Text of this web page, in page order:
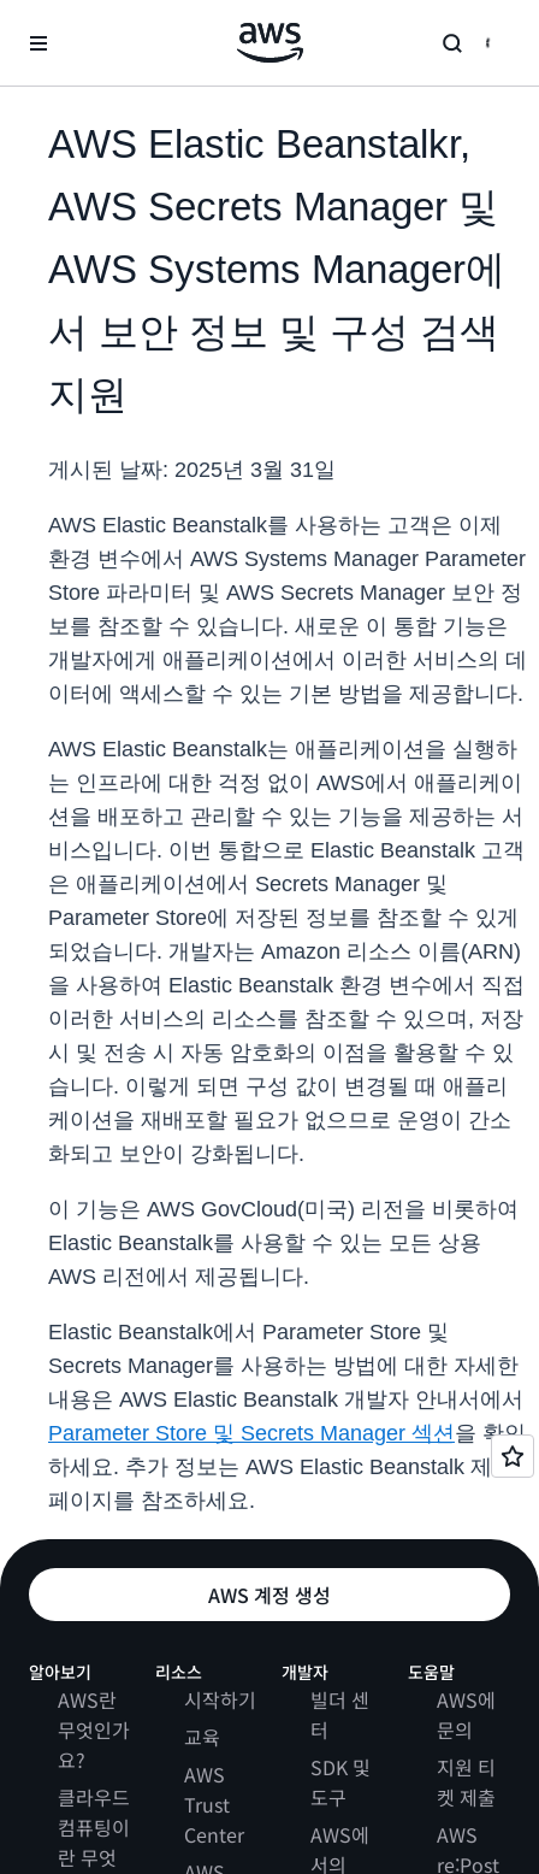
AWS Elastic Beanstalkr,
AWS Secrets Manager 및
AWS Systems Manager에
서 보안 정보 및 구성 검색
지원
게시된 날짜: 2025년 3월 31일
AWS Elastic Beanstalk를 사용하는 고객은 이제
환경 변수에서 AWS Systems Manager Parameter
Store 파라미터 및 AWS Secrets Manager 보안 정
보를 참조할 수 있습니다. 새로운 이 통합 기능은
개발자에게 애플리케이션에서 이러한 서비스의 데
이터에 액세스할 수 있는 기본 방법을 제공합니다.
AWS Elastic Beanstalk는 애플리케이션을 실행하
는 인프라에 대한 걱정 없이 AWS에서 애플리케이
션을 배포하고 관리할 수 있는 기능을 제공하는 서
비스입니다. 이번 통합으로 Elastic Beanstalk 고객
은 애플리케이션에서 Secrets Manager 및
Parameter Store에 저장된 정보를 참조할 수 있게
되었습니다. 개발자는 Amazon 리소스 이름(ARN)
을 사용하여 Elastic Beanstalk 환경 변수에서 직접
이러한 서비스의 리소스를 참조할 수 있으며, 저장
시 및 전송 시 자동 암호화의 이점을 활용할 수 있
습니다. 이렇게 되면 구성 값이 변경될 때 애플리
케이션을 재배포할 필요가 없으므로 운영이 간소
화되고 보안이 강화됩니다.
이 기능은 AWS GovCloud(미국) 리전을 비롯하여
Elastic Beanstalk를 사용할 수 있는 모든 상용
AWS 리전에서 제공됩니다.
Elastic Beanstalk에서 Parameter Store 및
Secrets Manager를 사용하는 방법에 대한 자세한
내용은 AWS Elastic Beanstalk 개발자 안내서에서
Parameter Store 및 Secrets Manager 섹션을 확인
하세요. 추가 정보는 AWS Elastic Beanstalk 제품
페이지를 참조하세요.
AWS 계정 생성
알아보기
AWS란
무엇인가
요?
클라우드
컴퓨팅이
란 무엇
리소스
시작하기
교육
AWS
Trust
Center
개발자
빌더 센
터
SDK 및
도구
AWS에
서의
도움말
AWS에
문의
지원 티
켓 제출
AWS
re:Post